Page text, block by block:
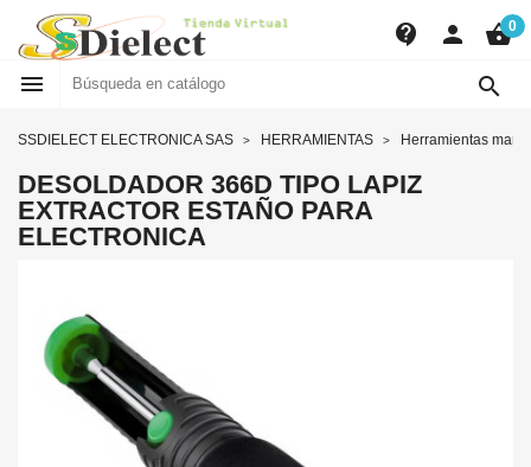
contact_support person shopping_basket0
 
SSDIELECT ELECTRONICA SAS HERRAMIENTAS Herramientas
DESOLDADOR 366D TIPO LAPIZ
EXTRACTOR ESTAÑO PARA
ELECTRONICA